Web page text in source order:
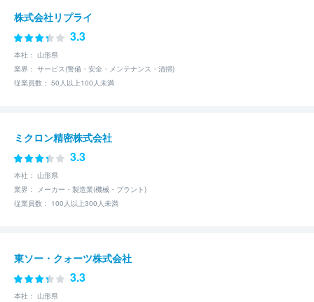
株式会社リプライ
3.3
本社： 山形県
業界： サービス(警備・安全・メンテナンス・清掃)
従業員数： 50人以上100人未満
ミクロン精密株式会社
3.3
本社： 山形県
業界： メーカー・製造業(機械・プラント)
従業員数： 100人以上300人未満
東ソー・クォーツ株式会社
3.3
本社： 山形県